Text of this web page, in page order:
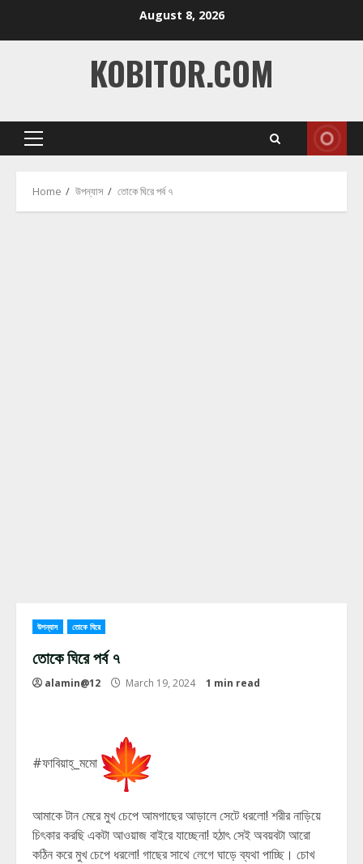
August 8, 2026
KOBITOR.COM
Primary
Home উপন্যাস তোকে ঘিরে পর্ব ৭
উপন্যাস তোকে ঘিরে
তোকে ঘিরে পর্ব ৭
alamin@12 March 19, 2024 1 min read
#ফাবিয়াহ্_মমো
আমাকে টান মেরে মুখ চেপে আমগাছের আড়ালে সেটে ধরলো! শরীর নাড়িয়ে
চিৎকার করছি একটা আওয়াজ বাইরে যাচ্ছেনা! হঠাৎ সেই অবয়বটা আরো
কঠিন করে মুখ চেপে ধরলো! গাছের সাথে লেগে ঘাড়ে ব্যথা পাচ্ছি। চোখ